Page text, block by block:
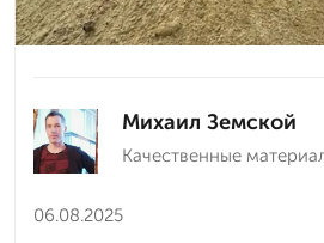
Михаил Земской
Качественные
06.08.2025